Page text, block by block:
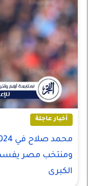
أخبار عاجلة
ومنتخب مصر
الكبرى